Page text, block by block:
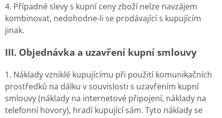
4. Případné slevy s kupní ceny zboží nelze navzájem
kombinovat, nedohodne-li se prodávající s kupujícím
jinak.
III. Objednávka a uzavření kupní smlouvy
1. Náklady vzniklé kupujícímu při použití komunikačních
prostředků na dálku v souvislosti s uzavřením kupní
smlouvy (náklady na internetové připojení, náklady na
telefonní hovory), hradí kupující sám. Tyto náklady se